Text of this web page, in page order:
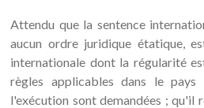
Attendu que la sentence
aucun ordre juridique étatique,
internationale dont la régularité
règles applicables dans le pays
l'exécution sont demandées ; qu'il